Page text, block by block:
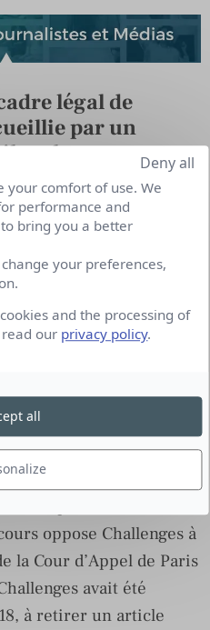
légal de
par un
un lanceur
le journaliste est
et la Convention
(CEDH).
presse a des limites
de la CEDH. Il
restrictions prévues
empêcher la
confidentielles ou pour
judiciaire.
des droits n’est pas
exemple, une
oppose Challenges à
la Cour d’Appel de Paris
avait été
à retirer un article
your comfort of use. We
performance and
bring you a better
your preferences,
and the processing of
our privacy policy.
Deny all
all